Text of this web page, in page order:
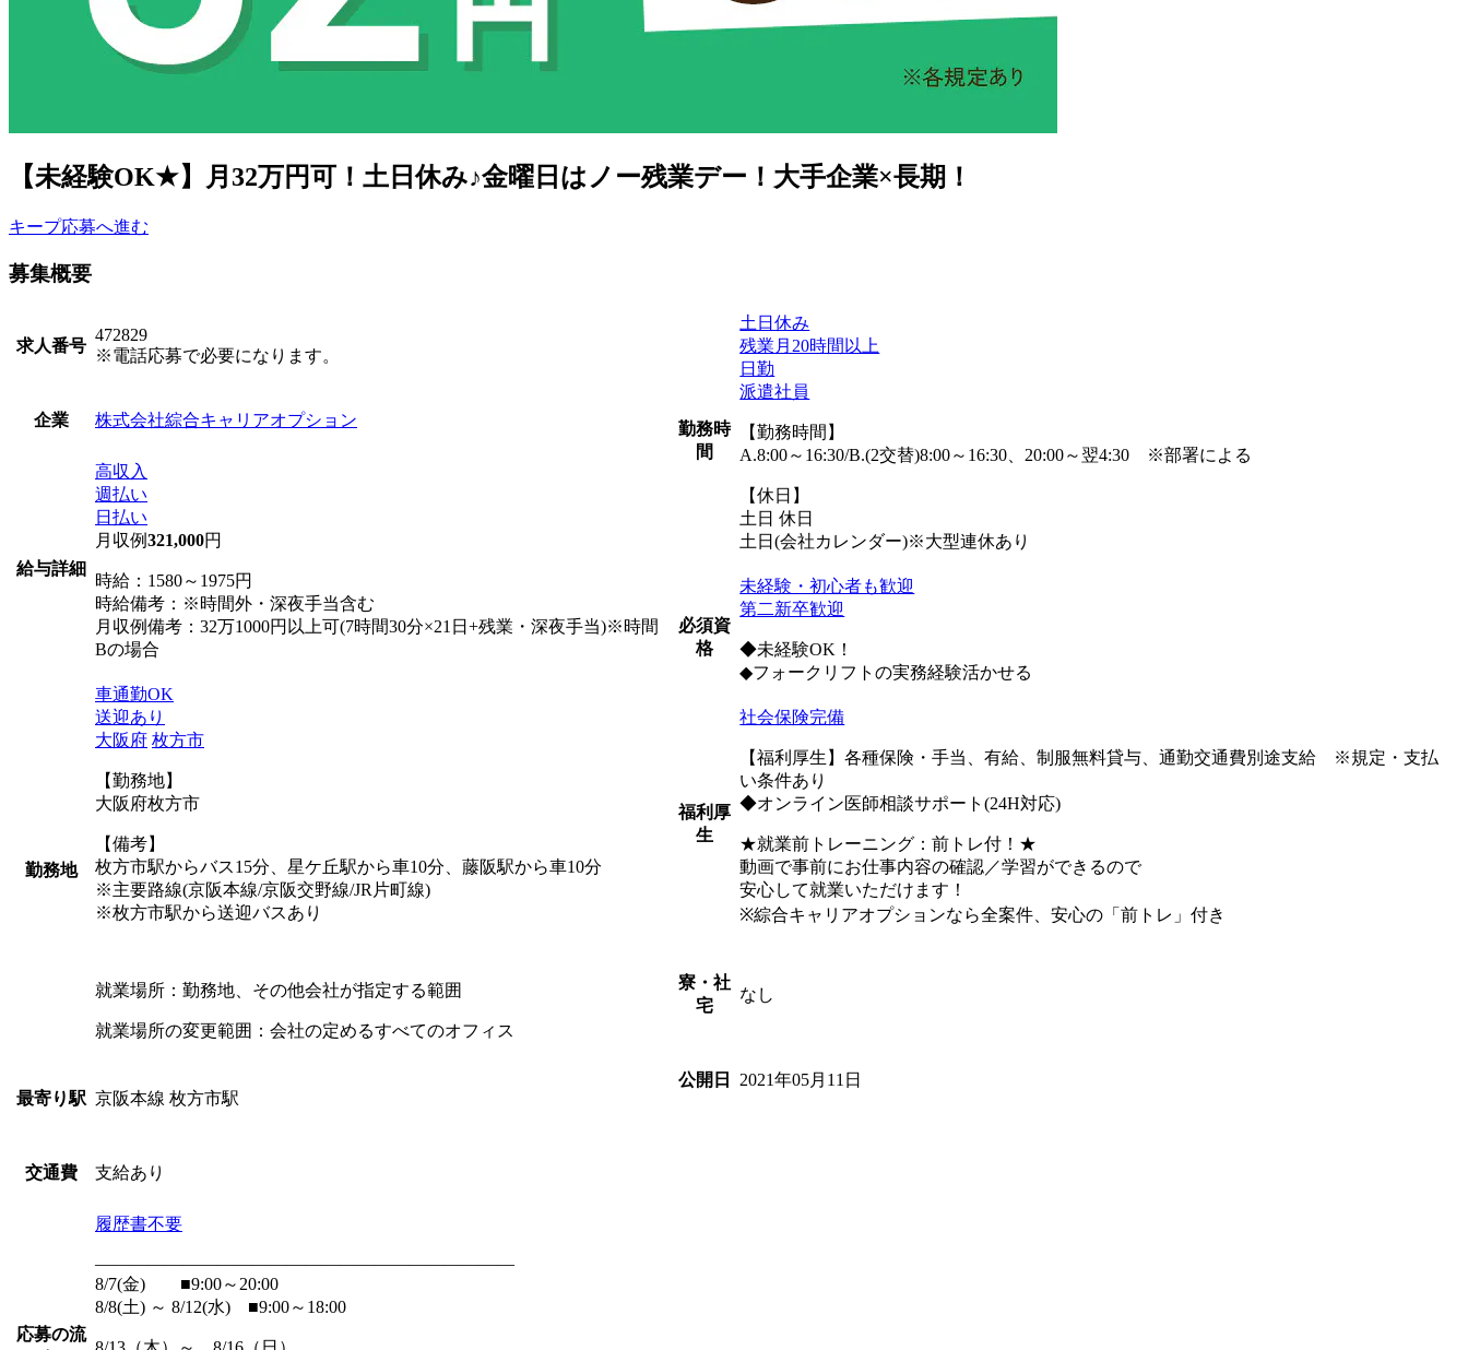
【未経験OK★】月32万円可！土日休み♪金曜日はノー残業デー！大手企業×長期！
キープ応募へ進む
募集概要
求人番号
472829
※電話応募で必要になります。
企業 株式会社綜合キャリアオプション
給与詳細
高収入
週払い
日払い
月収例321,000円
時給：1580～1975円
時給備考：※時間外・深夜手当含む
月収例備考：32万1000円以上可(7時間30分×21日+残業・深夜手当)※時間
Bの場合
勤務地
車通勤OK
送迎あり
大阪府 枚方市
【勤務地】
大阪府枚方市
【備考】
枚方市駅からバス15分、星ケ丘駅から車10分、藤阪駅から車10分
※主要路線(京阪本線/京阪交野線/JR片町線)
※枚方市駅から送迎バスあり
就業場所：勤務地、その他会社が指定する範囲
就業場所の変更範囲：会社の定めるすべてのオフィス
最寄り駅 京阪本線 枚方市駅
交通費 支給あり
応募の流
履歴書不要
――――――――――――――――――――――――
8/7(金) ■9:00～20:00
8/8(土) ～ 8/12(水) ■9:00～18:00
勤務時
間
土日休み
残業月20時間以上
日勤
派遣社員
【勤務時間】
A.8:00～16:30/B.(2交替)8:00～16:30、20:00～翌4:30 ※部署による
【休日】
土日 休日
土日(会社カレンダー)※大型連休あり
必須資
格
未経験・初心者も歓迎
第二新卒歓迎
◆未経験OK！
◆フォークリフトの実務経験活かせる
福利厚
生
社会保険完備
【福利厚生】各種保険・手当、有給、制服無料貸与、通勤交通費別途支給 ※規定・支払
い条件あり
◆オンライン医師相談サポート(24H対応)
★就業前トレーニング：前トレ付！★
動画で事前にお仕事内容の確認／学習ができるので
安心して就業いただけます！
※綜合キャリアオプションなら全案件、安心の「前トレ」付き
寮・社
宅
なし
公開日 2021年05月11日